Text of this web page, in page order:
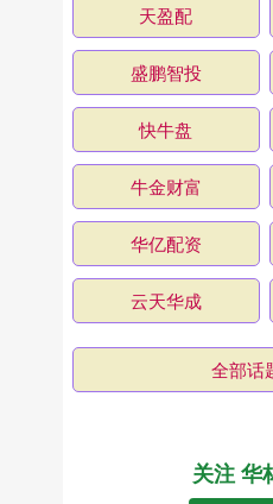
天盈配
盛鹏智投
快牛盘
牛金财富
华亿配资
云天华成
全部话
关注 华